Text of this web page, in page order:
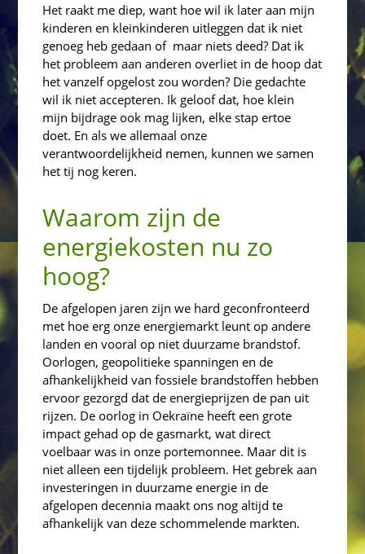
Het raakt me diep, want hoe wil ik later aan mijn
kinderen en kleinkinderen uitleggen dat ik niet
genoeg heb gedaan of maar niets deed? Dat ik
het probleem aan anderen overliet in de hoop dat
het vanzelf opgelost zou worden? Die gedachte
wil ik niet accepteren. Ik geloof dat, hoe klein
mijn bijdrage ook mag lijken, elke stap ertoe
doet. En als we allemaal onze
verantwoordelijkheid nemen, kunnen we samen
het tij nog keren.
Waarom zijn de
energiekosten nu zo
hoog?
De afgelopen jaren zijn we hard geconfronteerd
met hoe erg onze energiemarkt leunt op andere
landen en vooral op niet duurzame brandstof.
Oorlogen, geopolitieke spanningen en de
afhankelijkheid van fossiele brandstoffen hebben
ervoor gezorgd dat de energieprijzen de pan uit
rijzen. De oorlog in Oekraïne heeft een grote
impact gehad op de gasmarkt, wat direct
voelbaar was in onze portemonnee. Maar dit is
niet alleen een tijdelijk probleem. Het gebrek aan
investeringen in duurzame energie in de
afgelopen decennia maakt ons nog altijd te
afhankelijk van deze schommelende markten.